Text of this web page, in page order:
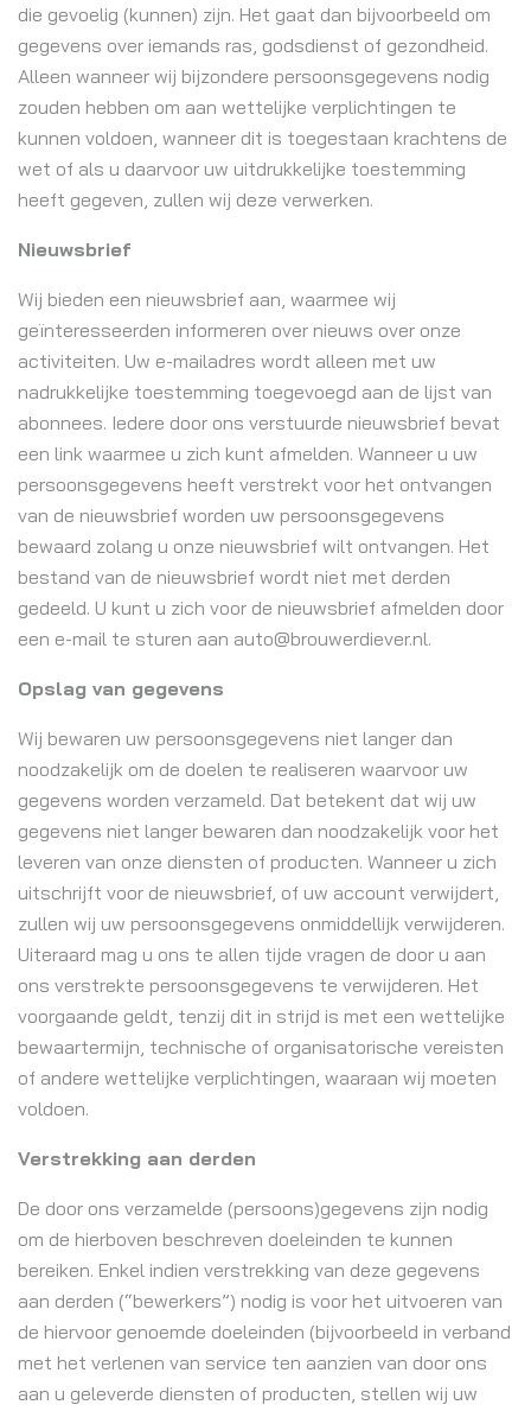
die gevoelig (kunnen) zijn. Het gaat dan bijvoorbeeld om
gegevens over iemands ras, godsdienst of gezondheid.
Alleen wanneer wij bijzondere persoonsgegevens nodig
zouden hebben om aan wettelijke verplichtingen te
kunnen voldoen, wanneer dit is toegestaan krachtens de
wet of als u daarvoor uw uitdrukkelijke toestemming
heeft gegeven, zullen wij deze verwerken.
Nieuwsbrief
Wij bieden een nieuwsbrief aan, waarmee wij
geïnteresseerden informeren over nieuws over onze
activiteiten. Uw e-mailadres wordt alleen met uw
nadrukkelijke toestemming toegevoegd aan de lijst van
abonnees. Iedere door ons verstuurde nieuwsbrief bevat
een link waarmee u zich kunt afmelden. Wanneer u uw
persoonsgegevens heeft verstrekt voor het ontvangen
van de nieuwsbrief worden uw persoonsgegevens
bewaard zolang u onze nieuwsbrief wilt ontvangen. Het
bestand van de nieuwsbrief wordt niet met derden
gedeeld. U kunt u zich voor de nieuwsbrief afmelden door
een e-mail te sturen aan auto@brouwerdiever.nl.
Opslag van gegevens
Wij bewaren uw persoonsgegevens niet langer dan
noodzakelijk om de doelen te realiseren waarvoor uw
gegevens worden verzameld. Dat betekent dat wij uw
gegevens niet langer bewaren dan noodzakelijk voor het
leveren van onze diensten of producten. Wanneer u zich
uitschrijft voor de nieuwsbrief, of uw account verwijdert,
zullen wij uw persoonsgegevens onmiddellijk verwijderen.
Uiteraard mag u ons te allen tijde vragen de door u aan
ons verstrekte persoonsgegevens te verwijderen. Het
voorgaande geldt, tenzij dit in strijd is met een wettelijke
bewaartermijn, technische of organisatorische vereisten
of andere wettelijke verplichtingen, waaraan wij moeten
voldoen.
Verstrekking aan derden
De door ons verzamelde (persoons)gegevens zijn nodig
om de hierboven beschreven doeleinden te kunnen
bereiken. Enkel indien verstrekking van deze gegevens
aan derden (“bewerkers”) nodig is voor het uitvoeren van
de hiervoor genoemde doeleinden (bijvoorbeeld in verband
met het verlenen van service ten aanzien van door ons
aan u geleverde diensten of producten, stellen wij uw